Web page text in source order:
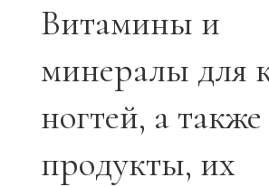
Витамины и
минералы для
ногтей, а также
продукты, их